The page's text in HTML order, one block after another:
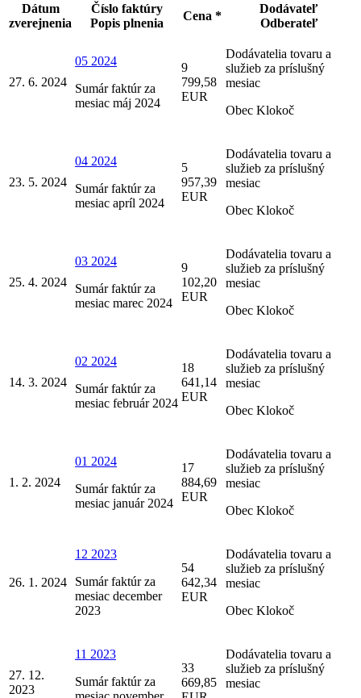
Dátum
zverejnenia
Číslo faktúry
Popis plnenia
Cena *
Dodávateľ
Odberateľ
27. 6. 2024
05 2024
Sumár faktúr za
mesiac máj 2024
9
799,58
EUR
Dodávatelia tovaru a
služieb za príslušný
mesiac
Obec Klokoč
23. 5. 2024
04 2024
Sumár faktúr za
mesiac apríl 2024
5
957,39
EUR
Dodávatelia tovaru a
služieb za príslušný
mesiac
Obec Klokoč
25. 4. 2024
03 2024
Sumár faktúr za
mesiac marec 2024
9
102,20
EUR
Dodávatelia tovaru a
služieb za príslušný
mesiac
Obec Klokoč
14. 3. 2024
02 2024
Sumár faktúr za
mesiac február 2024
18
641,14
EUR
Dodávatelia tovaru a
služieb za príslušný
mesiac
Obec Klokoč
1. 2. 2024
01 2024
Sumár faktúr za
mesiac január 2024
17
884,69
EUR
Dodávatelia tovaru a
služieb za príslušný
mesiac
Obec Klokoč
26. 1. 2024
12 2023
Sumár faktúr za
mesiac december
2023
54
642,34
EUR
Dodávatelia tovaru a
služieb za príslušný
mesiac
Obec Klokoč
27. 12.
2023
11 2023
Sumár faktúr za
33
669,85
Dodávatelia tovaru a
služieb za príslušný
mesiac